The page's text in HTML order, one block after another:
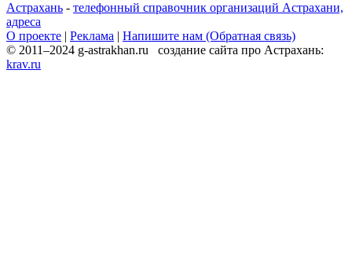
Астрахань - телефонный справочник организаций Астрахани,
адреса
О проекте | Реклама | Напишите нам (Обратная связь)
© 2011–2024 g-astrakhan.ru создание сайта про Астрахань:
krav.ru